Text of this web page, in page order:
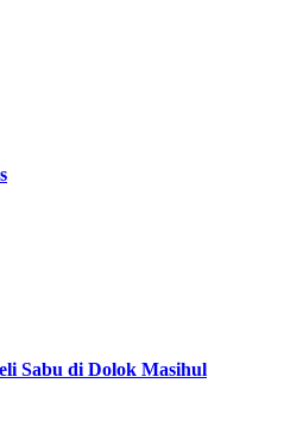
Sabu di Dolok Masihul